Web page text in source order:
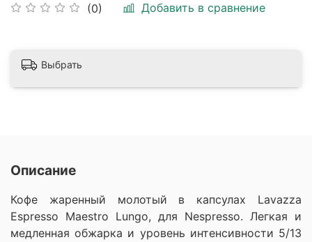
(0) Добавить в сравнение
Выбрать
Описание
Кофе жаренный молотый в капсулах Lavazza
Espresso Maestro Lungo, для Nespresso. Легкая и
медленная обжарка и уровень интенсивности 5/13